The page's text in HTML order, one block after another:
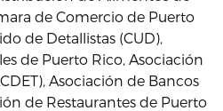
de Comercio de Puerto
de Detallistas (CUD),
de Puerto Rico, Asociación
Asociación de Bancos
de Restaurantes de Puerto